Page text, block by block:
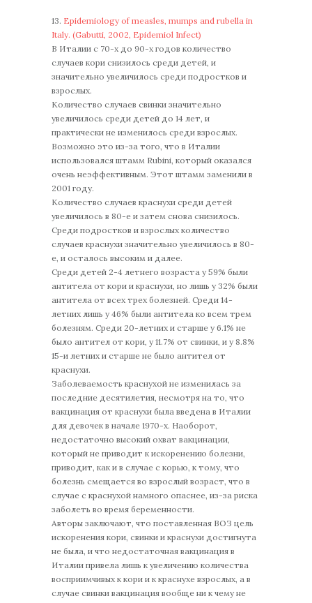
13. Epidemiology of measles, mumps and rubella in
Italy. (Gabutti, 2002, Epidemiol Infect)
В Италии с 70-х до 90-х годов количество
случаев кори снизилось среди детей, и
значительно увеличилось среди подростков и
взрослых.
Количество случаев свинки значительно
увеличилось среди детей до 14 лет, и
практически не изменилось среди взрослых.
Возможно это из-за того, что в Италии
использовался штамм Rubini, который оказался
очень неэффективным. Этот штамм заменили в
2001 году.
Количество случаев краснухи среди детей
увеличилось в 80-е и затем снова снизилось.
Среди подростков и взрослых количество
случаев краснухи значительно увеличилось в 80-
е, и осталось высоким и далее.
Среди детей 2-4 летнего возраста у 59% были
антитела от кори и краснухи, но лишь у 32% были
антитела от всех трех болезней. Среди 14-
летних лишь у 46% были антитела ко всем трем
болезням. Среди 20-летних и старше у 6.1% не
было антител от кори, у 11.7% от свинки, и у 8.8%
15-и летних и старше не было антител от
краснухи.
Заболеваемость краснухой не изменилась за
последние десятилетия, несмотря на то, что
вакцинация от краснухи была введена в Италии
для девочек в начале 1970-х. Наоборот,
недостаточно высокий охват вакцинации,
который не приводит к искоренению болезни,
приводит, как и в случае с корью, к тому, что
болезнь смещается во взрослый возраст, что в
случае с краснухой намного опаснее, из-за риска
заболеть во время беременности.
Авторы заключают, что поставленная ВОЗ цель
искоренения кори, свинки и краснухи достигнута
не была, и что недостаточная вакцинация в
Италии привела лишь к увеличению количества
восприимчивых к кори и к краснухе взрослых, а в
случае свинки вакцинация вообще ни к чему не